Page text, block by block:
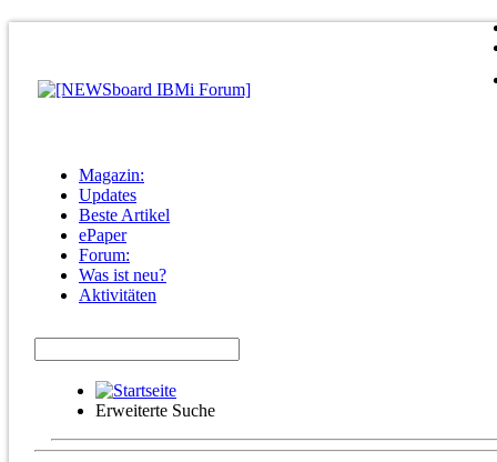
Magazin:
Updates
Beste Artikel
ePaper
Forum:
Was ist neu?
Aktivitäten
Erweiterte Suche